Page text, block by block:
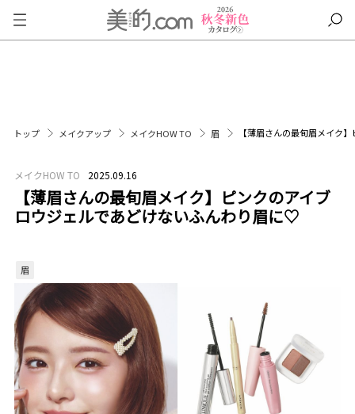
トップ メイクアップ メイクHOW TO 眉 【薄眉さんの最旬眉メイク
メイクHOW TO 2025.09.16
【薄眉さんの最旬眉メイク】ピンクのアイブ
ロウジェルであどけないふんわり眉に♡
眉